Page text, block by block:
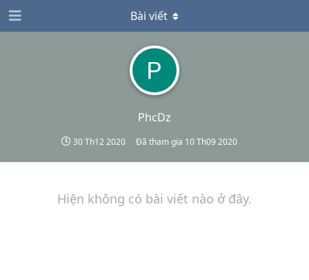
PhcDz
30 Th12 2020 Đã tham gia 10 Th09 2020
Bài viết
Hiện không có bài viết nào ở đây.